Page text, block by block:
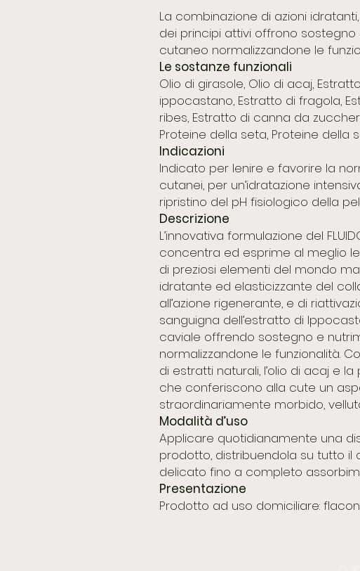
La combinazione di azioni
dei principi attivi offrono
cutaneo normalizzandone le
Le sostanze funzionali
Olio di girasole, Olio di acaj,
ippocastano, Estratto di fragola,
ribes, Estratto di canna da
Proteine della seta, Proteine della
Indicazioni
Indicato per lenire e favorire la
cutanei, per un’idratazione
ripristino del pH fisiologico della
Descrizione
L’innovativa formulazione del
concentra ed esprime al meglio
di preziosi elementi del mondo
idratante ed elasticizzante del
all’azione rigenerante, e di
sanguigna dell’estratto di
caviale offrendo sostegno e
normalizzandone le funzionalità.
di estratti naturali, l’olio di acaj e
che conferiscono alla cute un
straordinariamente morbido,
Modalità d’uso
Applicare quotidianamente una
prodotto, distribuendola su tutto
delicato fino a completo
Presentazione
Prodotto ad uso domiciliare: